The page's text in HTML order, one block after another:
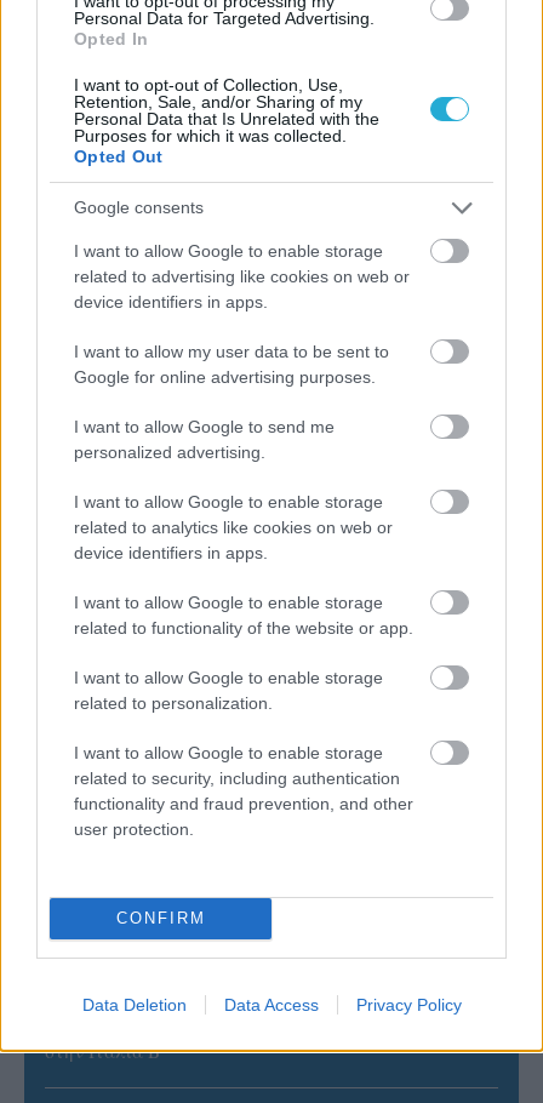
Personal Data for Targeted Advertising.
Opted In
I want to opt-out of Collection, Use,
Retention, Sale, and/or Sharing of my
Personal Data that Is Unrelated with the
Purposes for which it was collected.
Opted Out
Google consents
I want to allow Google to enable storage
related to advertising like cookies on web or
device identifiers in apps.
I want to allow my user data to be sent to
Google for online advertising purposes.
I want to allow Google to send me
personalized advertising.
I want to allow Google to enable storage
related to analytics like cookies on web or
device identifiers in apps.
I want to allow Google to enable storage
related to functionality of the website or app.
I want to allow Google to enable storage
related to personalization.
I want to allow Google to enable storage
related to security, including authentication
functionality and fraud prevention, and other
user protection.
CONFIRM
Data Deletion Data Access Privacy Policy
τριών πρώην άσων του... Ολυμπιακού, που έριξε την αυλαία
ηςαγωνιστικής του ρουμανικού πρωταθλήματος.
ΡΟΗ ΕΙΔΗΣΕΩΝ
«Αντίο» με ήττα για τις διεθνείς μας στο τουρνουά του
Ουρμπίνο
06/08/2026
στην Ιταλία Β’